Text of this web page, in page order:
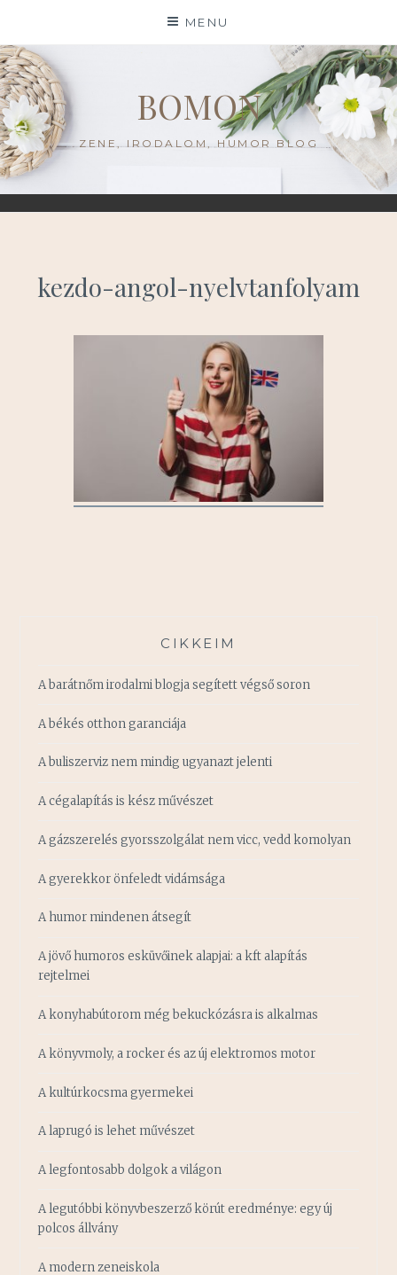
content
MENU
BOMON
ZENE, IRODALOM, HUMOR BLOG
kezdo-angol-nyelvtanfolyam
CIKKEIM
A barátnőm irodalmi blogja segített végső soron
A békés otthon garanciája
A buliszerviz nem mindig ugyanazt jelenti
A cégalapítás is kész művészet
A gázszerelés gyorsszolgálat nem vicc, vedd komolyan
A gyerekkor önfeledt vidámsága
A humor mindenen átsegít
A jövő humoros esküvőinek alapjai: a kft alapítás
rejtelmei
A konyhabútorom még bekuckózásra is alkalmas
A könyvmoly, a rocker és az új elektromos motor
A kultúrkocsma gyermekei
A laprugó is lehet művészet
A legfontosabb dolgok a világon
A legutóbbi könyvbeszerző körút eredménye: egy új
polcos állvány
A modern zeneiskola